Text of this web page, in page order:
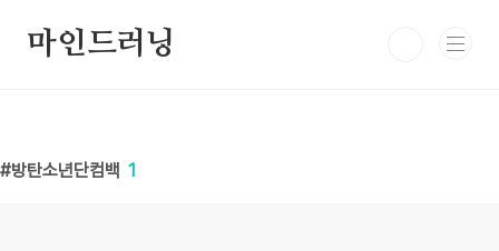
마인드러닝
방탄소년단컴백 1